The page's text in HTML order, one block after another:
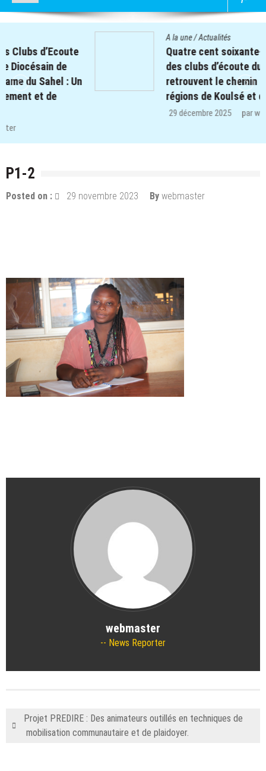
Quatre cent soixante-deux (462) enfants
des clubs d’écoute du projet REPERE
retrouvent le chemin de l’école dans les
régions de Koulsé et de Yaadga.
webmaster
P1-2
Posted on : 29 novembre 2023 By webmaster
webmaster
News Reporter
Projet PREDIRE : Des animateurs outillés en techniques de
mobilisation communautaire et de plaidoyer.